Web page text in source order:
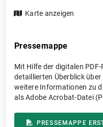
Karte anzeigen
Pressemappe
Mit Hilfe der digitalen
detaillierten Überblick
weitere Informationen zu
als Adobe Acrobat-Datei
PRESSEMAPPE